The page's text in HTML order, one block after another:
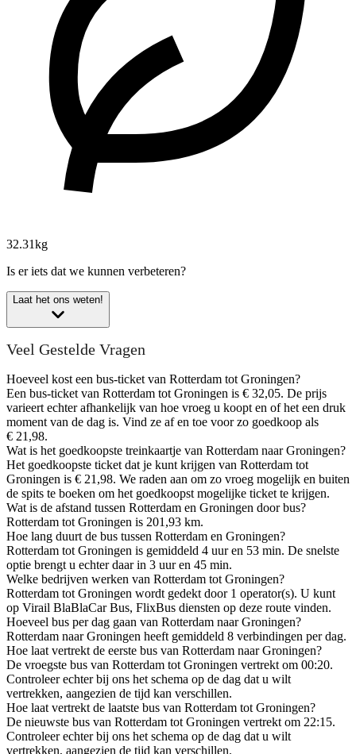
32.31kg
Is er iets dat we kunnen verbeteren?
Laat het ons weten!
Veel Gestelde Vragen
Hoeveel kost een bus-ticket van Rotterdam tot Groningen?
Een bus-ticket van Rotterdam tot Groningen is € 32,05. De prijs
varieert echter afhankelijk van hoe vroeg u koopt en of het een druk
moment van de dag is. Vind ze af en toe voor zo goedkoop als
€ 21,98.
Wat is het goedkoopste treinkaartje van Rotterdam naar Groningen?
Het goedkoopste ticket dat je kunt krijgen van Rotterdam tot
Groningen is € 21,98. We raden aan om zo vroeg mogelijk en buiten
de spits te boeken om het goedkoopst mogelijke ticket te krijgen.
Wat is de afstand tussen Rotterdam en Groningen door bus?
Rotterdam tot Groningen is 201,93 km.
Hoe lang duurt de bus tussen Rotterdam en Groningen?
Rotterdam tot Groningen is gemiddeld 4 uur en 53 min. De snelste
optie brengt u echter daar in 3 uur en 45 min.
Welke bedrijven werken van Rotterdam tot Groningen?
Rotterdam tot Groningen wordt gedekt door 1 operator(s). U kunt
op Virail BlaBlaCar Bus, FlixBus diensten op deze route vinden.
Hoeveel bus per dag gaan van Rotterdam naar Groningen?
Rotterdam naar Groningen heeft gemiddeld 8 verbindingen per dag.
Hoe laat vertrekt de eerste bus van Rotterdam naar Groningen?
De vroegste bus van Rotterdam tot Groningen vertrekt om 00:20.
Controleer echter bij ons het schema op de dag dat u wilt
vertrekken, aangezien de tijd kan verschillen.
Hoe laat vertrekt de laatste bus van Rotterdam tot Groningen?
De nieuwste bus van Rotterdam tot Groningen vertrekt om 22:15.
Controleer echter bij ons het schema op de dag dat u wilt
vertrekken, aangezien de tijd kan verschillen.